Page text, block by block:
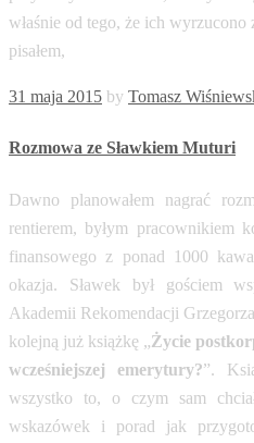
właśnie od tego, że ich
pisałem,
31 maja 2015 by Tomasz
Rozmowa ze Sławkiem Muturi
Dawno planowałem nagrać
rentierem, byłym pracownikiem
finansowego z ponad 1000
okazja. Sławek był gościem
Akademii Rekomendacji
kolejną już książkę „Życie
wcześniejszej emerytury?”.
wszystko to, o czym sam
wskazówek i porad jak